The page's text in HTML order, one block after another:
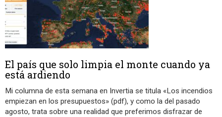
El país que solo limpia el monte cuando ya
está ardiendo
Mi columna de esta semana en Invertia se titula «Los incendios
empiezan en los presupuestos» (pdf), y como la del pasado
agosto, trata sobre una realidad que preferimos disfrazar de